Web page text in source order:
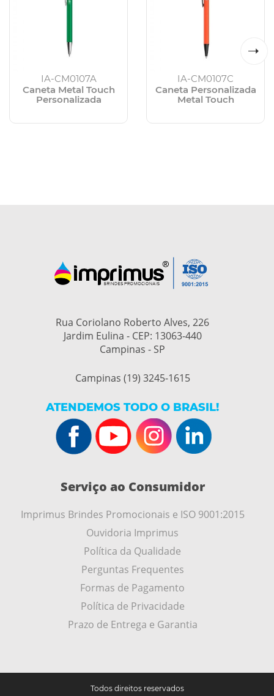
IA-CM0107A
Caneta Metal Touch
Personalizada
IA-CM0107C
Caneta Personalizada
Metal Touch
Rua Coriolano Roberto Alves, 226
Jardim Eulina - CEP: 13063-440
Campinas - SP
Campinas (19) 3245-1615
ATENDEMOS TODO O BRASIL!
Serviço ao Consumidor
Imprimus Brindes Promocionais e ISO 9001:2015
Ouvidoria Imprimus
Política da Qualidade
Perguntas Frequentes
Formas de Pagamento
Política de Privacidade
Prazo de Entrega e Garantia
Todos direitos reservados